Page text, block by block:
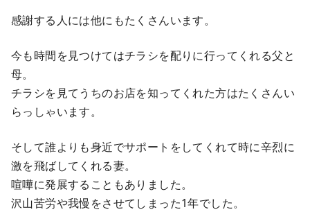
感謝する人には他にもたくさんいます。
今も時間を見つけてはチラシを配りに行ってくれる父と
母。
チラシを見てうちのお店を知ってくれた方はたくさんい
らっしゃいます。
そして誰よりも身近でサポートをしてくれて時に辛烈に
激を飛ばしてくれる妻。
喧嘩に発展することもありました。
沢山苦労や我慢をさせてしまった1年でした。